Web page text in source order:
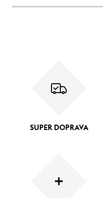
SUPER DOPRAVA